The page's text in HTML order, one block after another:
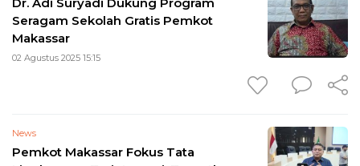
Seragam Sekolah Gratis Pemkot
Makassar
02 Agustus 2025 15:15
News
Pemkot Makassar Fokus Tata